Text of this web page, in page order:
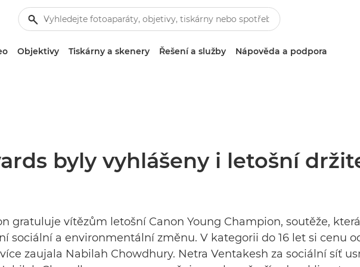
Objektivy Tiskárny a skenery Řešení a služby Nápověda a podpora
byly vyhlášeny i letošní
gratuluje vítězům letošní Canon Young Champion, soutěže,
sociální a environmentální změnu. V kategorii do 16 let si cenu
zaujala Nabilah Chowdhury. Netra Ventakesh za sociální síť